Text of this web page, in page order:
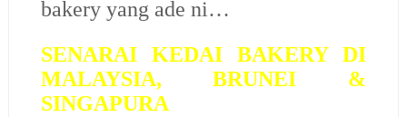
bakery yang ade ni…
SENARAI KEDAI BAKERY DI
MALAYSIA, BRUNEI &
SINGAPURA